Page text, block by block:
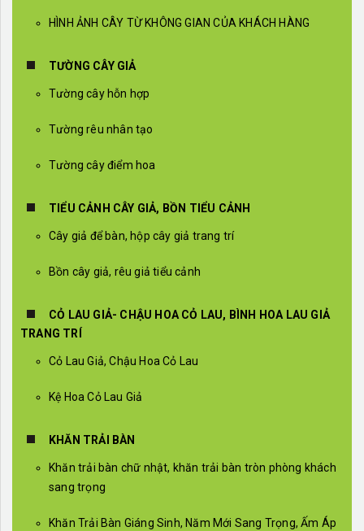
HÌNH ẢNH CÂY TỪ KHÔNG GIAN CỦA KHÁCH HÀNG
TƯỜNG CÂY GIẢ
Tường cây hỗn hợp
Tường rêu nhân tạo
Tường cây điểm hoa
TIỂU CẢNH CÂY GIẢ, BỒN TIỂU CẢNH
Cây giả để bàn, hộp cây giả trang trí
Bồn cây giả, rêu giả tiểu cảnh
CỎ LAU GIẢ- CHẬU HOA CỎ LAU, BÌNH HOA LAU GIẢ
TRANG TRÍ
Cỏ Lau Giả, Chậu Hoa Cỏ Lau
Kệ Hoa Cỏ Lau Giả
KHĂN TRẢI BÀN
Khăn trải bàn chữ nhật, khăn trải bàn tròn phòng khách
sang trọng
Khăn Trải Bàn Giáng Sinh, Năm Mới Sang Trọng, Ấm Áp